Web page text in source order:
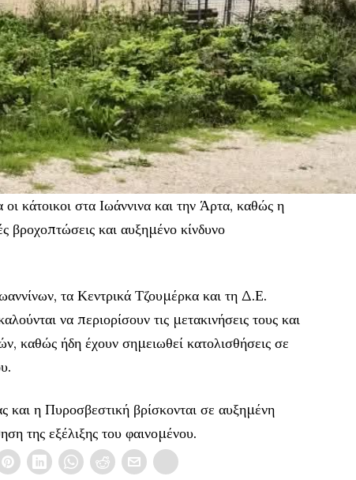
κάτοικοι στα Ιωάννινα και την Άρτα, καθώς η
βροχοπτώσεις και αυξημένο κίνδυνο
τα Κεντρικά Τζουμέρκα και τη Δ.Ε.
να περιορίσουν τις μετακινήσεις τους και
καθώς ήδη έχουν σημειωθεί κατολισθήσεις σε
και η Πυροσβεστική βρίσκονται σε αυξημένη
της εξέλιξης του φαινομένου.